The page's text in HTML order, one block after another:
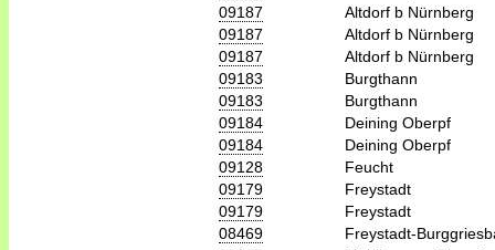
09187
Altdorf b Nürnberg
09187
Altdorf b Nürnberg
09187
Altdorf b Nürnberg
09183
Burgthann
09183
Burgthann
09184
Deining Oberpf
09184
Deining Oberpf
09128
Feucht
09179
Freystadt
09179
Freystadt
08469
Freystadt-